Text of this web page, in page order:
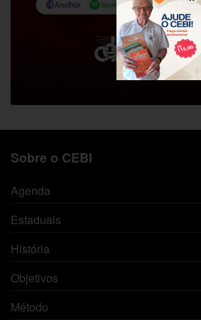
Sobre o CEBI
Agenda
Estaduais
História
Objetivos
Método